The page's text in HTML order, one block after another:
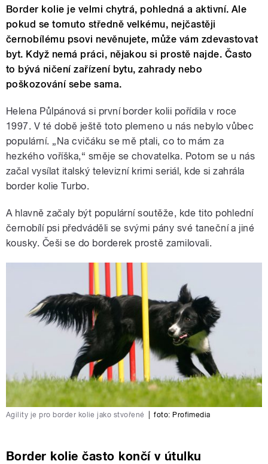
Border kolie je velmi chytrá, pohledná a aktivní. Ale
pokud se tomuto středně velkému, nejčastěji
černobílému psovi nevěnujete, může vám zdevastovat
byt. Když nemá práci, nějakou si prostě najde. Často
to bývá ničení zařízení bytu, zahrady nebo
poškozování sebe sama.
Helena Půlpánová si první border kolii pořídila v roce
1997. V té době ještě toto plemeno u nás nebylo vůbec
populární. „Na cvičáku se mě ptali, co to mám za
hezkého voříška,“ směje se chovatelka. Potom se u nás
začal vysílat italský televizní krimi seriál, kde si zahrála
border kolie Turbo.
A hlavně začaly být populární soutěže, kde tito pohlední
černobílí psi předváděli se svými pány své taneční a jiné
kousky. Češi se do borderek prostě zamilovali.
Agility je pro border kolie jako stvořené foto:Profimedia
Border kolie často končí v útulku